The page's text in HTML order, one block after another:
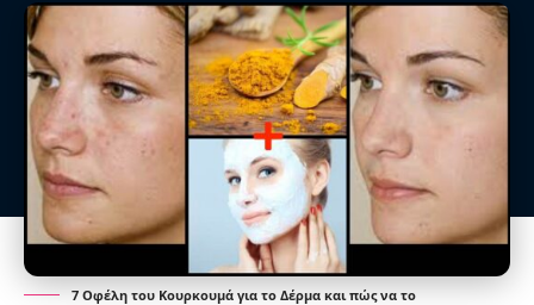
7 Οφέλη του Κουρκουμά για το Δέρμα και πώς να το